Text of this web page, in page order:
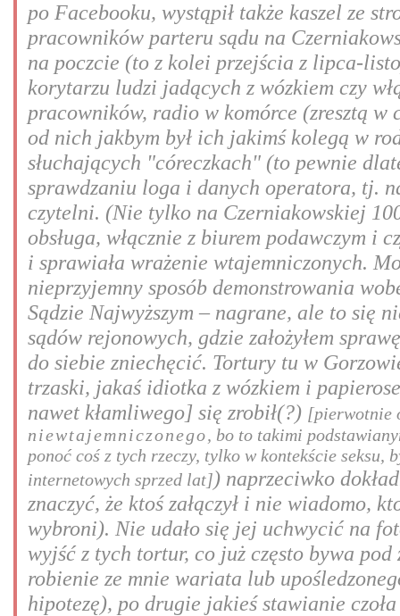
po Facebooku, wystąpił także kaszel ze
pracowników parteru sądu na
na poczcie (to z kolei przejścia z lipca-
korytarzu ludzi jadących z wózkiem czy
pracowników, radio w komórce (zresztą w
od nich jakbym był ich jakimś kolegą w
słuchających "córeczkach" (to pewnie
sprawdzaniu loga i danych operatora, tj.
czytelni. (Nie tylko na Czerniakowskiej
obsługa, włącznie z biurem podawczym i
i sprawiała wrażenie wtajemniczonych.
nieprzyjemny sposób demonstrowania
Sądzie Najwyższym – nagrane, ale to się
sądów rejonowych, gdzie założyłem
do siebie zniechęcić. Tortury tu w
trzaski, jakaś idiotka z wózkiem i
nawet kłamliwego] się zrobił(?) [pierwotnie
niewtajemniczonego, bo to takimi
ponoć coś z tych rzeczy, tylko w kontekście seksu,
internetowych sprzed lat]) naprzeciwko
znaczyć, że ktoś załączył i nie wiadomo,
wybroni). Nie udało się jej uchwycić na
wyjść z tych tortur, co już często bywa
robienie ze mnie wariata lub
hipotezę), po drugie jakieś stawianie